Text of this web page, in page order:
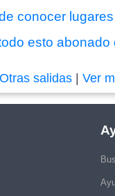
conocer
esto
Otras salidas |Ver